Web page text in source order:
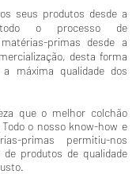
seus produtos desde a
o processo de
primas desde a
desta forma
máxima qualidade dos
que o melhor colchão
o nosso know-how e
primas permitiu-nos
produtos de qualidade